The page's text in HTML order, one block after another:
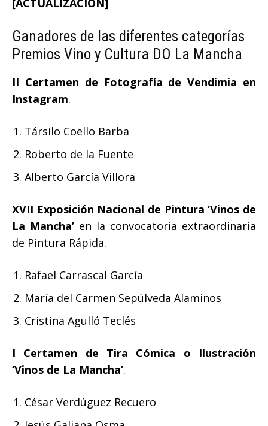
Ganadores de las diferentes categorías
Premios Vino y Cultura DO La Mancha
II Certamen de Fotografía de Vendimia en
Instagram.
Társilo Coello Barba
Roberto de la Fuente
Alberto García Villora
XVII Exposición Nacional de Pintura ‘Vinos de
La Mancha’ en la convocatoria extraordinaria
de Pintura Rápida.
Rafael Carrascal García
María del Carmen Sepúlveda Alaminos
Cristina Agulló Teclés
I Certamen de Tira Cómica o Ilustración
‘Vinos de La Mancha’.
César Verdúguez Recuero